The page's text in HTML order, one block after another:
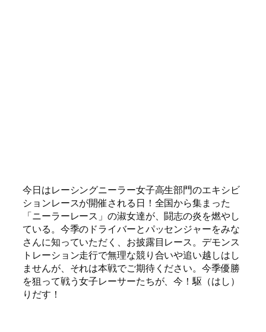
今日はレーシングニーラー女子高生部門のエキシビ
ションレースが開催される日！全国から集まった
「ニーラーレース」の淑女達が、闘志の炎を燃やし
ている。今季のドライバーとパッセンジャーをみな
さんに知っていただく、お披露目レース。デモンス
トレーション走行で無理な競り合いや追い越しはし
ませんが、それは本戦でご期待ください。今季優勝
を狙って戦う女子レーサーたちが、今！駆（はし）
りだす！